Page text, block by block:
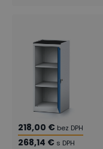
218,00 € bez DPH
268,14 € s DPH